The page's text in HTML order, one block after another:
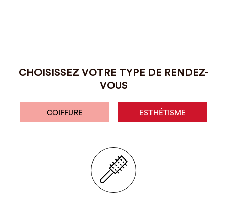
CHOISISSEZ VOTRE TYPE DE RENDEZ-
VOUS
COIFFURE ESTHÉTISME